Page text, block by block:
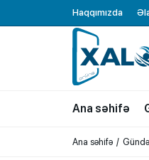
Haqqımızda
XALQ.ONLINE
ONLAYN PLATFORMA
Ana səhifə
Ana səhifə